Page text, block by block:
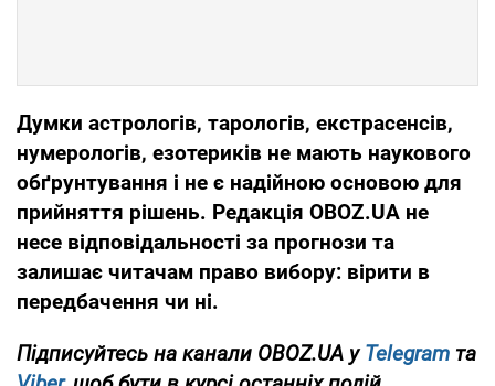
Думки астрологів, тарологів, екстрасенсів,
нумерологів, езотериків не мають наукового
обґрунтування і не є надійною основою для
прийняття рішень. Редакція OBOZ.UA не
несе відповідальності за прогнози та
залишає читачам право вибору: вірити в
передбачення чи ні.
Підписуйтесь на канали OBOZ.UA уTelegram та